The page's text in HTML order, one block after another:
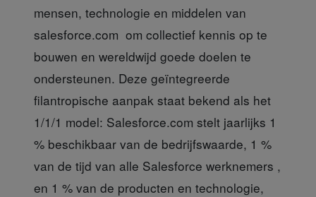
mensen, technologie en middelen van
salesforce.com om collectief kennis op te
bouwen en wereldwijd goede doelen te
ondersteunen. Deze geïntegreerde
filantropische aanpak staat bekend als het
1/1/1 model: Salesforce.com stelt jaarlijks 1
% beschikbaar van de bedrijfswaarde, 1 %
van de tijd van alle Salesforce werknemers ,
en 1 % van de producten en technologie,